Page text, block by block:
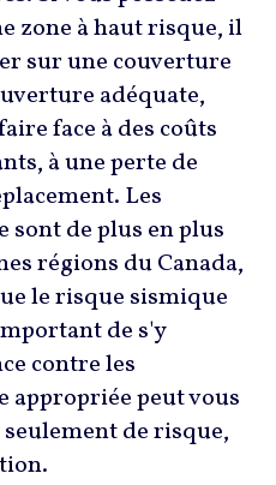
zone à haut risque, il
sur une couverture
adéquate,
face à des coûts
à une perte de
Les
de plus en plus
régions du Canada,
le risque sismique
de s'y
contre les
peut vous
de risque,